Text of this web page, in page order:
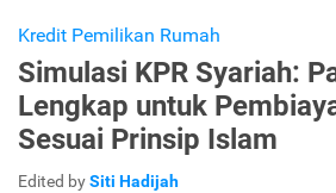
Kredit Pemilikan Rumah
Simulasi KPR Syariah:
Lengkap untuk
Sesuai Prinsip Islam
Edited bySiti Hadijah